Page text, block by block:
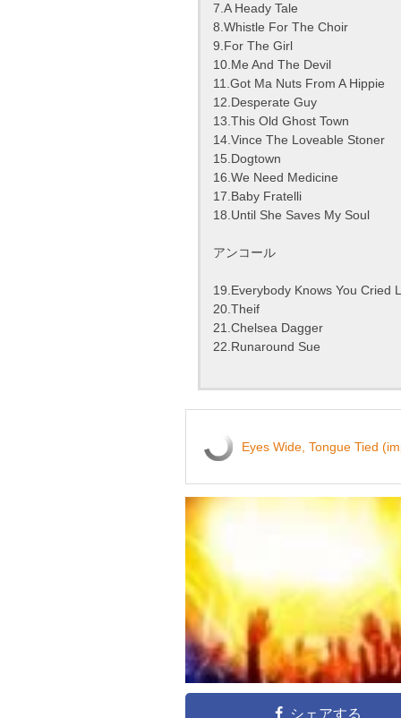
7.A Heady Tale
8.Whistle For The Choir
9.For The Girl
10.Me And The Devil
11.Got Ma Nuts From A Hippie
12.Desperate Guy
13.This Old Ghost Town
14.Vince The Loveable Stoner
15.Dogtown
16.We Need Medicine
17.Baby Fratelli
18.Until She Saves My Soul
アンコール
19.Everybody Knows You Cried
20.Theif
21.Chelsea Dagger
22.Runaround Sue
Eyes Wide, Tongue Tied
シェアする